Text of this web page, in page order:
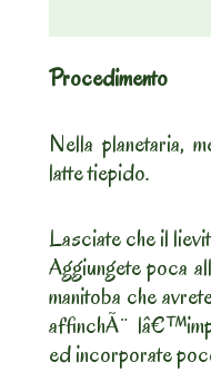
Procedimento
Nella planetaria,
latte tiepido.
Lasciate che il
Aggiungete poca
manitoba che
affinchÃ¨
ed incorporate